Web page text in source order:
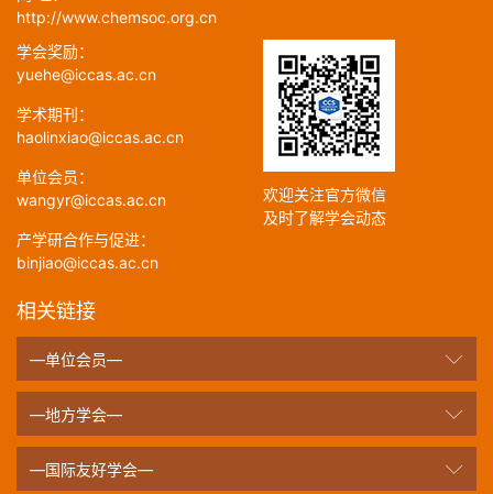
http://www.chemsoc.org.cn
学会奖励：
yuehe@iccas.ac.cn
学术期刊：
haolinxiao@iccas.ac.cn
单位会员：
wangyr@iccas.ac.cn
产学研合作与促进：
binjiao@iccas.ac.cn
欢迎关注官方微信
及时了解学会动态
相关链接
—单位会员—
—地方学会—
—国际友好学会—